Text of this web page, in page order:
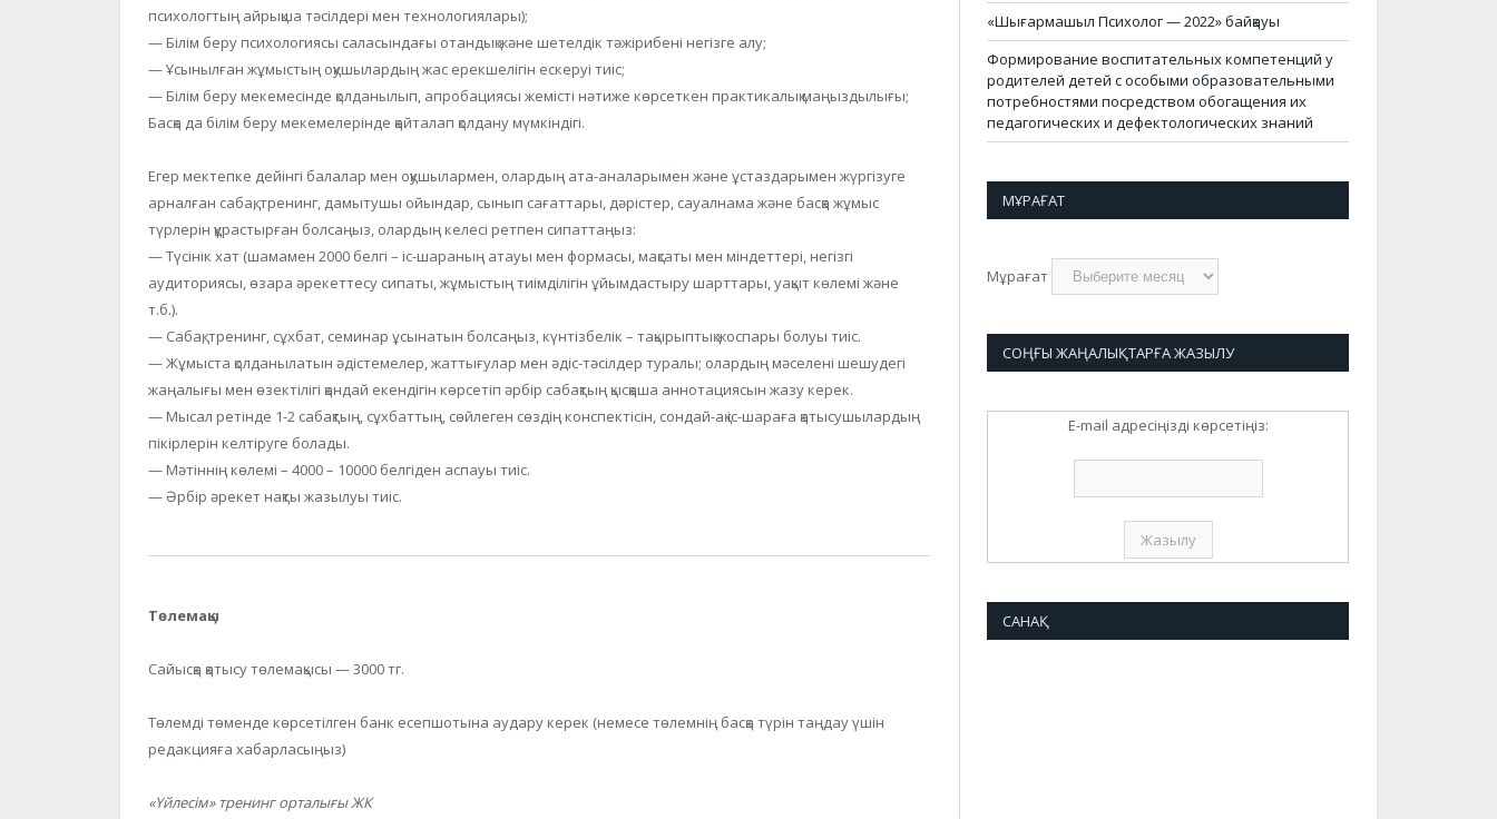
психологтың айрықша тәсілдері мен технологиялары);
— Білім беру психологиясы саласындағы отандық және шетелдік тәжірибені негізге алу;
— Ұсынылған жұмыстың оқушылардың жас ерекшелігін ескеруі тиіс;
— Білім беру мекемесінде қолданылып, апробациясы жемісті нәтиже көрсеткен практикалық маңыздылығы;
Басқа да білім беру мекемелерінде қайталап қолдану мүмкіндігі.
Егер мектепке дейінгі балалар мен оқушылармен, олардың ата-аналарымен және ұстаздарымен жүргізуге
арналған сабақ, тренинг, дамытушы ойындар, сынып сағаттары, дәрістер, сауалнама және басқа жұмыс
түрлерін құрастырған болсаңыз, олардың келесі ретпен сипаттаңыз:
— Түсінік хат (шамамен 2000 белгі – іс-шараның атауы мен формасы, мақсаты мен міндеттері, негізгі
аудиториясы, өзара әрекеттесу сипаты, жұмыстың тиімділігін ұйымдастыру шарттары, уақыт көлемі және
т.б.).
— Сабақ, тренинг, сұхбат, семинар ұсынатын болсаңыз, күнтізбелік – тақырыптық жоспары болуы тиіс.
— Жұмыста қолданылатын әдістемелер, жаттығулар мен әдіс-тәсілдер туралы; олардың мәселені шешудегі
жаңалығы мен өзектілігі қандай екендігін көрсетіп әрбір сабақтың қысқаша аннотациясын жазу керек.
— Мысал ретінде 1-2 сабақтың, сұхбаттың, сөйлеген сөздің конспектісін, сондай-ақ іс-шараға қатысушылардың
пікірлерін келтіруге болады.
— Мәтіннің көлемі – 4000 – 10000 белгіден аспауы тиіс.
— Әрбір әрекет нақты жазылуы тиіс.
Төлемақы
Сайысқа қатысу төлемақысы — 3000 тг.
Төлемді төменде көрсетілген банк есепшотына аудару керек (немесе төлемнің басқа түрін таңдау үшін
редакцияға хабарласыңыз)
«Үйлесім» тренинг орталығы ЖК
«Шығармашыл Психолог — 2022» байқауы
Формирование воспитательных компетенций у
родителей детей с особыми образовательными
потребностями посредством обогащения их
педагогических и дефектологических знаний
МҰРАҒАТ
Мұрағат
СОҢҒЫ ЖАҢАЛЫҚТАРҒА ЖАЗЫЛУ
E-mail адресіңізді көрсетіңіз:
САНАҚ